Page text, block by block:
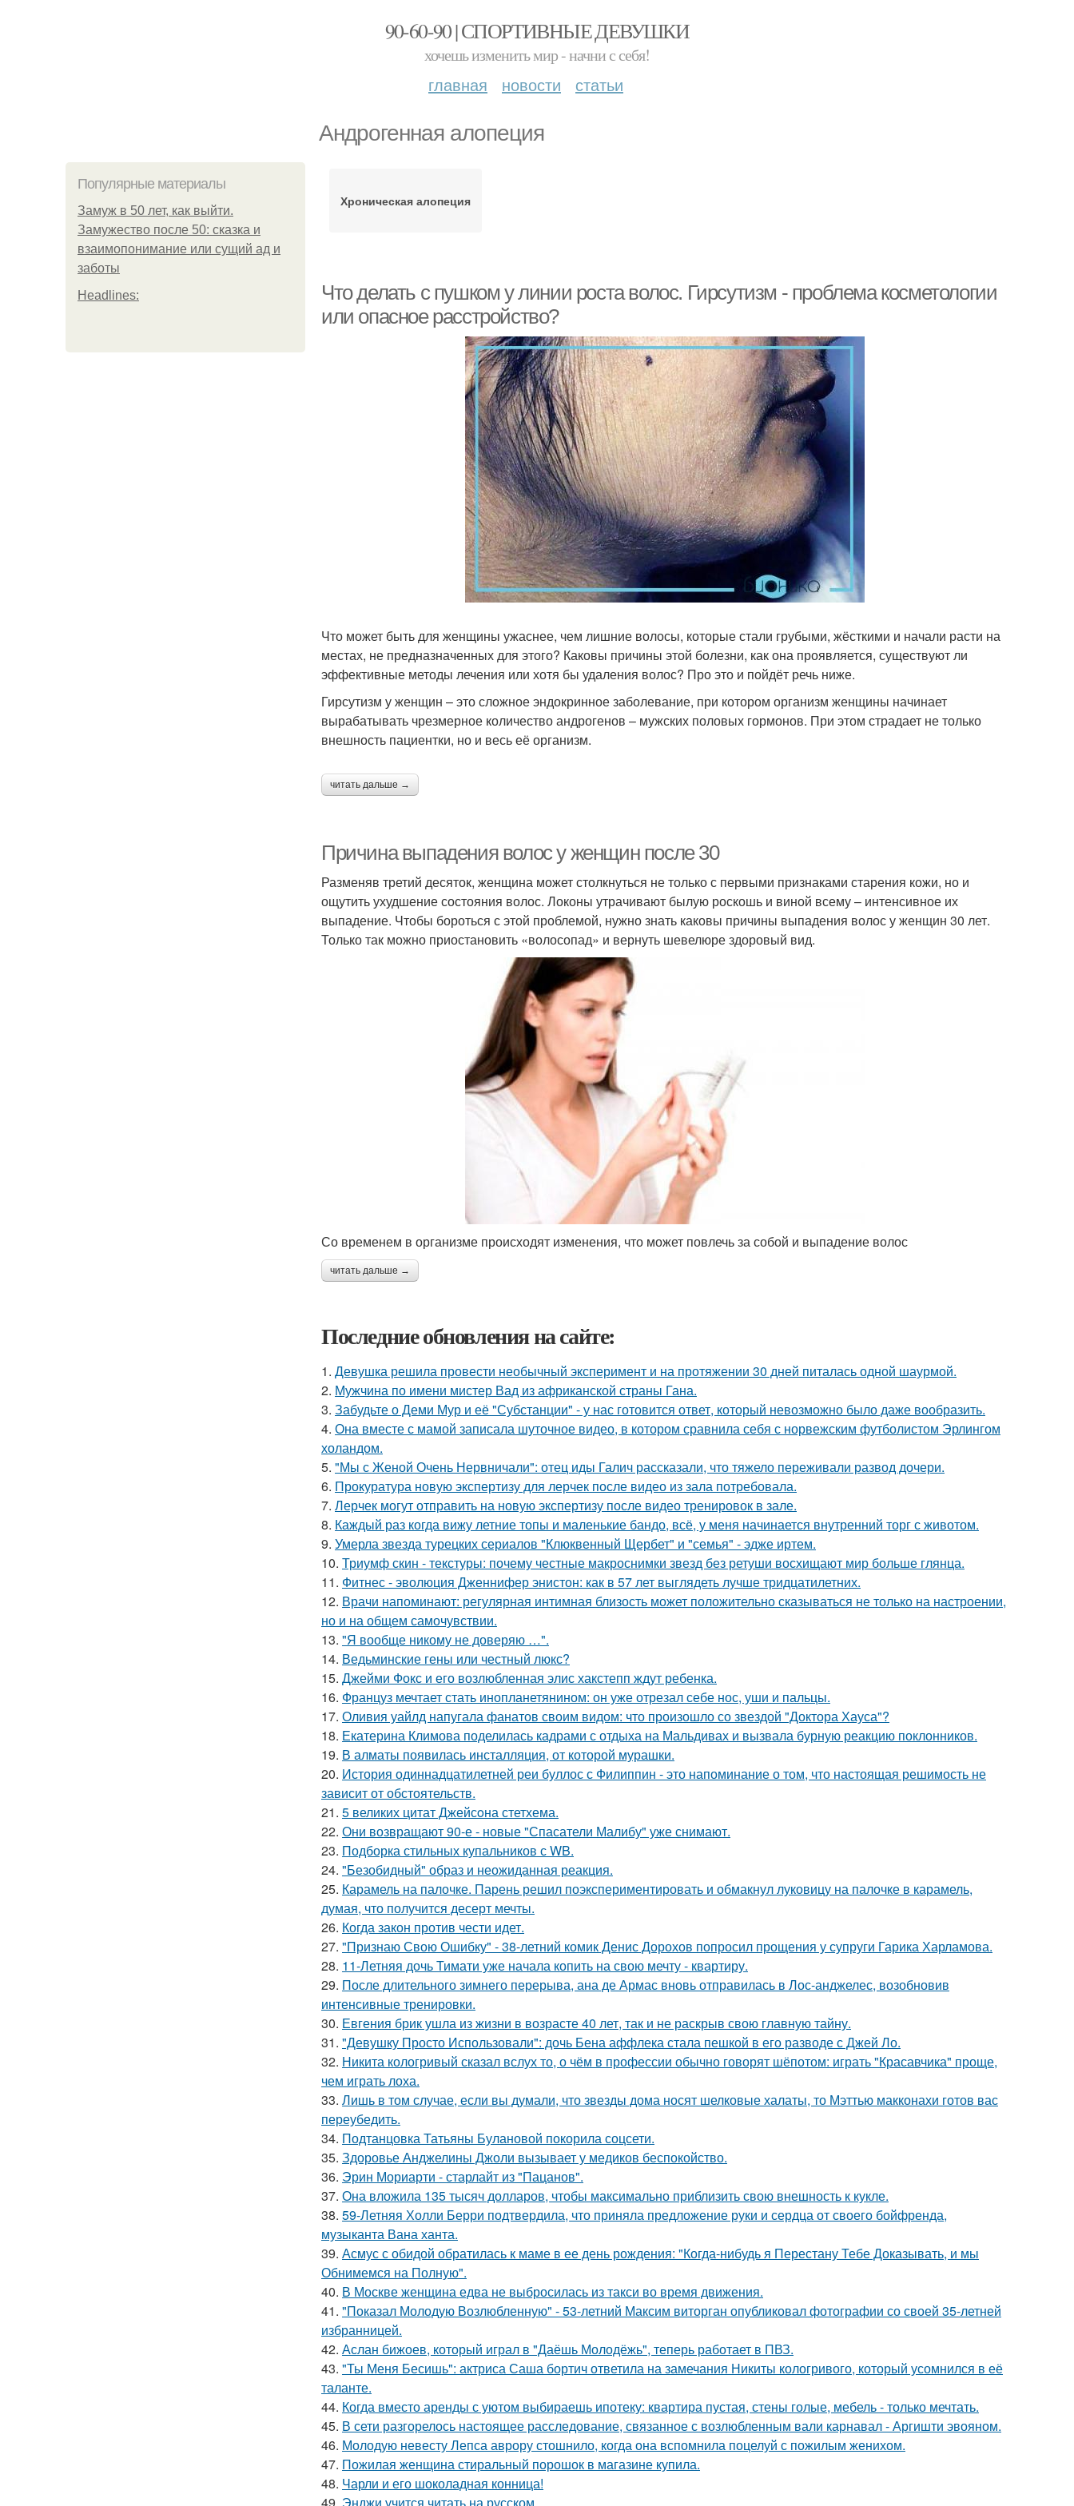
90-60-90 | СПОРТИВНЫЕ ДЕВУШКИ
хочешь изменить мир - начни с себя!
главная новости статьи
Андрогенная алопеция
Популярные материалы
Замуж в 50 лет, как выйти.
Замужество после 50: сказка и
взаимопонимание или сущий ад и
заботы
Headlines:
Хроническая алопеция
Что делать с пушком у линии роста волос. Гирсутизм - проблема косметологии
или опасное расстройство?
Что может быть для женщины ужаснее, чем лишние волосы, которые стали грубыми, жёсткими и начали расти на
местах, не предназначенных для этого? Каковы причины этой болезни, как она проявляется, существуют ли
эффективные методы лечения или хотя бы удаления волос? Про это и пойдёт речь ниже.
Гирсутизм у женщин – это сложное эндокринное заболевание, при котором организм женщины начинает
вырабатывать чрезмерное количество андрогенов – мужских половых гормонов. При этом страдает не только
внешность пациентки, но и весь её организм.
читать дальше →
Причина выпадения волос у женщин после 30
Разменяв третий десяток, женщина может столкнуться не только с первыми признаками старения кожи, но и
ощутить ухудшение состояния волос. Локоны утрачивают былую роскошь и виной всему – интенсивное их
выпадение. Чтобы бороться с этой проблемой, нужно знать каковы причины выпадения волос у женщин 30 лет.
Только так можно приостановить «волосопад» и вернуть шевелюре здоровый вид.
Со временем в организме происходят изменения, что может повлечь за собой и выпадение волос
читать дальше →
Последние обновления на сайте:
1. Девушка решила провести необычный эксперимент и на протяжении 30 дней питалась одной шаурмой.
2. Мужчина по имени мистер Вад из африканской страны Гана.
3. Забудьте о Деми Мур и её "Субстанции" - у нас готовится ответ, который невозможно было даже вообразить.
4. Она вместе с мамой записала шуточное видео, в котором сравнила себя с норвежским футболистом Эрлингом
холандом.
5. "Мы с Женой Очень Нервничали": отец иды Галич рассказали, что тяжело переживали развод дочери.
6. Прокуратура новую экспертизу для лерчек после видео из зала потребовала.
7. Лерчек могут отправить на новую экспертизу после видео тренировок в зале.
8. Каждый раз когда вижу летние топы и маленькие бандо, всё, у меня начинается внутренний торг с животом.
9. Умерла звезда турецких сериалов "Клюквенный Щербет" и "семья" - эдже иртем.
10. Триумф скин - текстуры: почему честные макроснимки звезд без ретуши восхищают мир больше глянца.
11. Фитнес - эволюция Дженнифер энистон: как в 57 лет выглядеть лучше тридцатилетних.
12. Врачи напоминают: регулярная интимная близость может положительно сказываться не только на настроении,
но и на общем самочувствии.
13. "Я вообще никому не доверяю …".
14. Ведьминские гены или честный люкс?
15. Джейми Фокс и его возлюбленная элис хакстепп ждут ребенка.
16. Француз мечтает стать инопланетянином: он уже отрезал себе нос, уши и пальцы.
17. Оливия уайлд напугала фанатов своим видом: что произошло со звездой "Доктора Хауса"?
18. Екатерина Климова поделилась кадрами с отдыха на Мальдивах и вызвала бурную реакцию поклонников.
19. В алматы появилась инсталляция, от которой мурашки.
20. История одиннадцатилетней реи буллос с Филиппин - это напоминание о том, что настоящая решимость не
зависит от обстоятельств.
21. 5 великих цитат Джейсoна стетхема.
22. Они возвращают 90-е - новые "Спасатели Малибу" уже снимают.
23. Подборка стильных купальников с WB.
24. "Безобидный" образ и неожиданная реакция.
25. Карамель на палочке. Парень решил поэкспериментировать и обмакнул луковицу на палочке в карамель,
думая, что получится десерт мечты.
26. Когда закон против чести идет.
27. "Признаю Свою Ошибку" - 38-летний комик Денис Дорохов попросил прощения у супруги Гарика Харламова.
28. 11-Летняя дочь Тимати уже начала копить на свою мечту - квартиру.
29. После длительного зимнего перерыва, ана де Армас вновь отправилась в Лос-анджелес, возобновив
интенсивные тренировки.
30. Евгения брик ушла из жизни в возрасте 40 лет, так и не раскрыв свою главную тайну.
31. "Девушку Просто Использовали": дочь Бена аффлека стала пешкой в его разводе с Джей Ло.
32. Никита кологривый сказал вслух то, о чём в профессии обычно говорят шёпотом: играть "Красавчика" проще,
чем играть лоха.
33. Лишь в том случае, если вы думали, что звезды дома носят шелковые халаты, то Мэттью макконахи готов вас
переубедить.
34. Подтанцовка Татьяны Булановой покорила соцсети.
35. Здоровье Анджелины Джоли вызывает у медиков беспокойство.
36. Эрин Мориарти - старлайт из "Пацанов".
37. Она вложила 135 тысяч долларов, чтобы максимально приблизить свою внешность к кукле.
38. 59-Летняя Холли Берри подтвердила, что приняла предложение руки и сердца от своего бойфренда,
музыканта Вана ханта.
39. Асмус с обидой обратилась к маме в ее день рождения: "Когда-нибудь я Перестану Тебе Доказывать, и мы
Обнимемся на Полную".
40. В Москве женщина едва не выбросилась из такси во время движения.
41. "Показал Молодую Возлюбленную" - 53-летний Максим виторган опубликовал фотографии со своей 35-летней
избранницей.
42. Аслан бижоев, который играл в "Даёшь Молодёжь", теперь работает в ПВЗ.
43. "Ты Меня Бесишь": актриса Саша бортич ответила на замечания Никиты кологривого, который усомнился в её
таланте.
44. Когда вместо аренды с уютом выбираешь ипотеку: квартира пустая, стены голые, мебель - только мечтать.
45. В сети разгорелось настоящее расследование, связанное с возлюбленным вали карнавал - Аргишти эвояном.
46. Молодую невесту Лепса аврору стошнило, когда она вспомнила поцелуй с пожилым женихом.
47. Пожилая женщина стиральный порошок в магазине купила.
48. Чарли и его шоколадная конница!